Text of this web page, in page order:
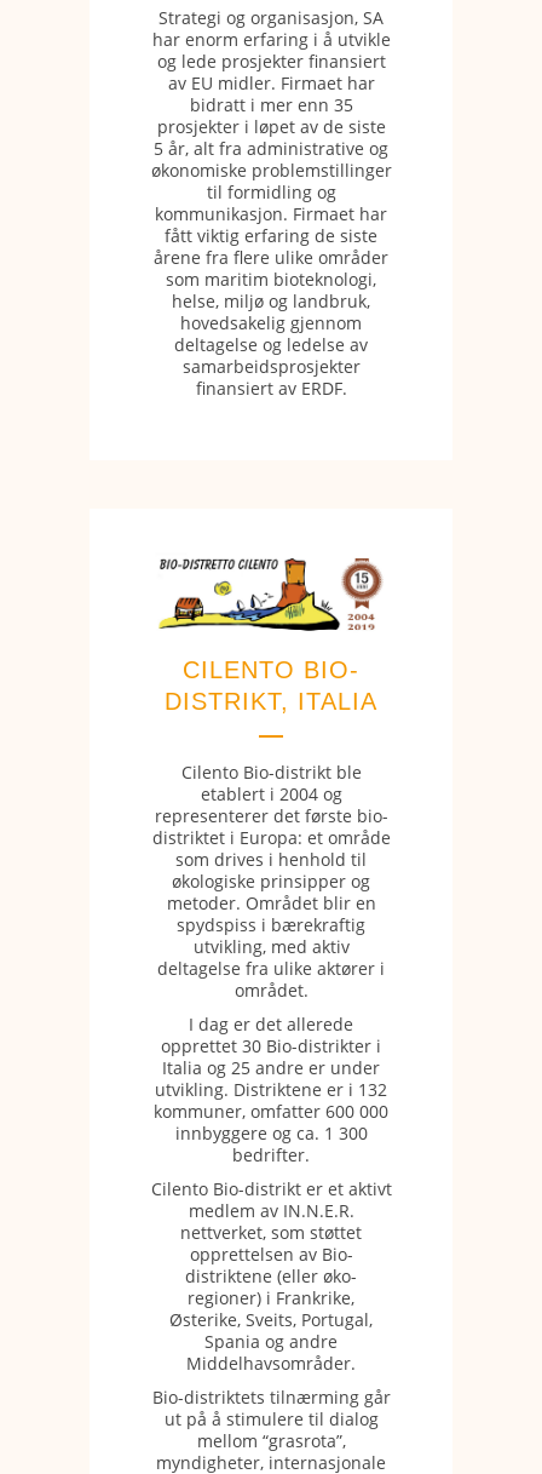
Strategi og organisasjon, SA
har enorm erfaring i å utvikle
og lede prosjekter finansiert
av EU midler. Firmaet har
bidratt i mer enn 35
prosjekter i løpet av de siste
5 år, alt fra administrative og
økonomiske problemstillinger
til formidling og
kommunikasjon. Firmaet har
fått viktig erfaring de siste
årene fra flere ulike områder
som maritim bioteknologi,
helse, miljø og landbruk,
hovedsakelig gjennom
deltagelse og ledelse av
samarbeidsprosjekter
finansiert av ERDF.
CILENTO BIO-
DISTRIKT, ITALIA
Cilento Bio-distrikt ble
etablert i 2004 og
representerer det første bio-
distriktet i Europa: et område
som drives i henhold til
økologiske prinsipper og
metoder. Området blir en
spydspiss i bærekraftig
utvikling, med aktiv
deltagelse fra ulike aktører i
området.
I dag er det allerede
opprettet 30 Bio-distrikter i
Italia og 25 andre er under
utvikling. Distriktene er i 132
kommuner, omfatter 600 000
innbyggere og ca. 1 300
bedrifter.
Cilento Bio-distrikt er et aktivt
medlem av IN.N.E.R.
nettverket, som støttet
opprettelsen av Bio-
distriktene (eller øko-
regioner) i Frankrike,
Østerike, Sveits, Portugal,
Spania og andre
Middelhavsområder.
Bio-distriktets tilnærming går
ut på å stimulere til dialog
mellom “grasrota”,
myndigheter, internasjonale